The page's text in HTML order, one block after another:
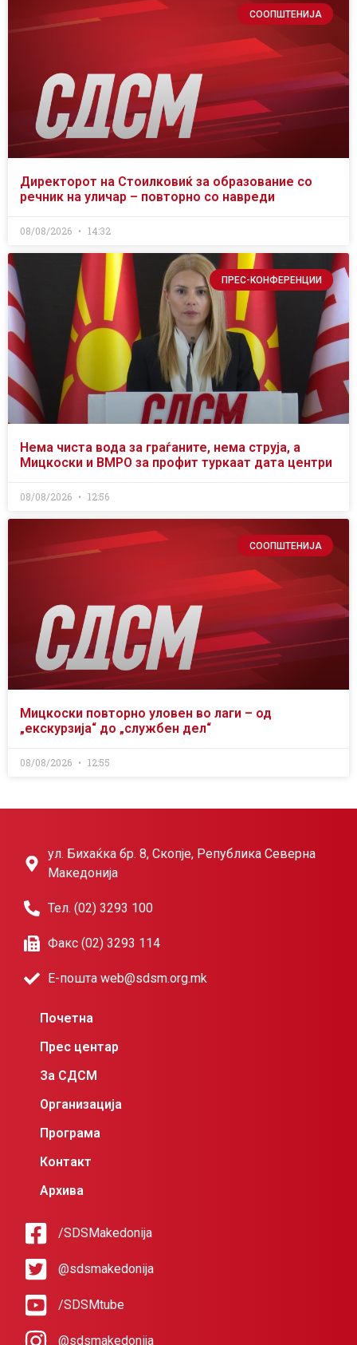
СООПШТЕНИЈА
Директорот на Стоилковиќ за образование со
речник на уличар – повторно со навреди
08/08/2026 14:32
ПРЕС-КОНФЕРЕНЦИИ
Нема чиста вода за граѓаните, нема струја, а
Мицкоски и ВМРО за профит туркаат дата центри
08/08/2026 12:56
СООПШТЕНИЈА
Мицкоски повторно уловен во лаги – од
„екскурзија“ до „службен дел“
08/08/2026 12:55
ул. Бихаќка бр. 8, Скопје, Република Северна
Македонија
Тел. (02) 3293 100
Факс (02) 3293 114
Е-пошта web@sdsm.org.mk
Почетна
Прес центар
За СДСМ
Организација
Програма
Контакт
Архива
/SDSMakedonija
@sdsmakedonija
/SDSMtube
@sdsmakedonija